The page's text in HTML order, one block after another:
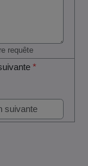
requête
*